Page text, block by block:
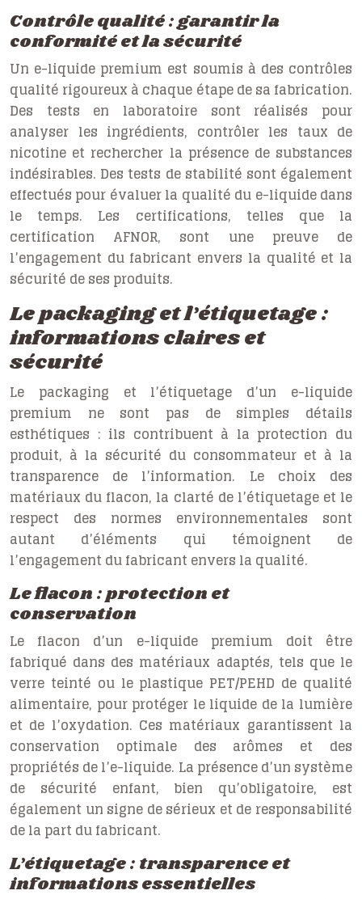
Contrôle qualité : garantir la
conformité et la sécurité
Un e-liquide premium est soumis à des contrôles
qualité rigoureux à chaque étape de sa fabrication.
Des tests en laboratoire sont réalisés pour
analyser les ingrédients, contrôler les taux de
nicotine et rechercher la présence de substances
indésirables. Des tests de stabilité sont également
effectués pour évaluer la qualité du e-liquide dans
le temps. Les certifications, telles que la
certification AFNOR, sont une preuve de
l’engagement du fabricant envers la qualité et la
sécurité de ses produits.
Le packaging et l’étiquetage :
informations claires et
sécurité
Le packaging et l’étiquetage d’un e-liquide
premium ne sont pas de simples détails
esthétiques : ils contribuent à la protection du
produit, à la sécurité du consommateur et à la
transparence de l’information. Le choix des
matériaux du flacon, la clarté de l’étiquetage et le
respect des normes environnementales sont
autant d’éléments qui témoignent de
l’engagement du fabricant envers la qualité.
Le flacon : protection et
conservation
Le flacon d’un e-liquide premium doit être
fabriqué dans des matériaux adaptés, tels que le
verre teinté ou le plastique PET/PEHD de qualité
alimentaire, pour protéger le liquide de la lumière
et de l’oxydation. Ces matériaux garantissent la
conservation optimale des arômes et des
propriétés de l’e-liquide. La présence d’un système
de sécurité enfant, bien qu’obligatoire, est
également un signe de sérieux et de responsabilité
de la part du fabricant.
L’étiquetage : transparence et
informations essentielles